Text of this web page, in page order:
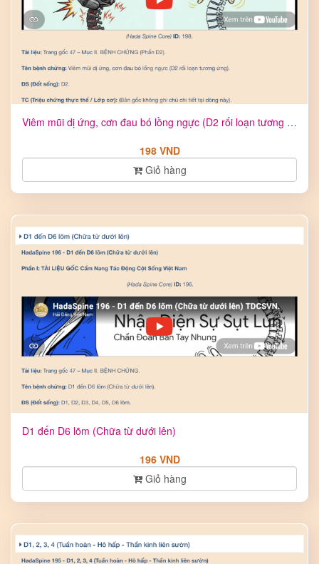
Viêm mũi dị ứng, cơn đau bó lồng ngực (D2 rối loạn tương ứng ...
198 VND
Giỏ hàng
D1 đến D6 lõm (Chữa từ dưới lên)
196 VND
Giỏ hàng